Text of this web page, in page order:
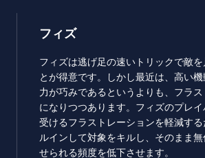
フィズ
フィズは逃げ足の速いトリックで敵を
とが得意です。しかし最近は、高い
力が巧みであるというよりも、フラ
になりつつあります。フィズのプレ
受けるフラストレーションを軽減す
ルインして対象をキルし、そのまま
せられる頻度を低下させます。